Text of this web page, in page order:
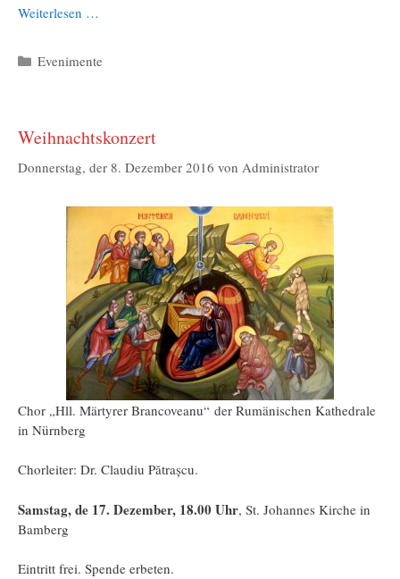
Weiterlesen …
Kategorien
Evenimente
Weihnachtskonzert
Donnerstag, der 8. Dezember 2016 von Administrator
Chor „Hll. Märtyrer Brancoveanu“ der Rumänischen Kathedrale
in Nürnberg
Chorleiter: Dr. Claudiu Pătrașcu.
Samstag, de 17. Dezember, 18.00 Uhr, St. Johannes Kirche in
Bamberg
Eintritt frei. Spende erbeten.